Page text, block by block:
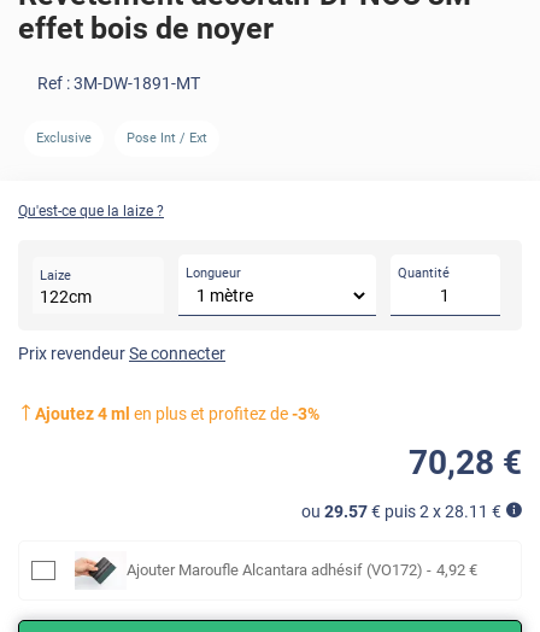
effet bois de noyer
Ref :3M-DW-1891-MT
Exclusive Pose Int / Ext
Qu'est-ce que la laize ?
Laize
122cm
Longueur Quantité
Prix revendeurSe connecter
Ajoutez4ml en plus et profitez de-3%
70,28 €
ou 29.57€ puis 2 x28.11 €
Ajouter Maroufle Alcantara adhésif (VO172) - 4,92 €